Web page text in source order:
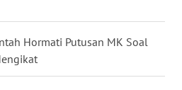
Hormati Putusan MK Soal